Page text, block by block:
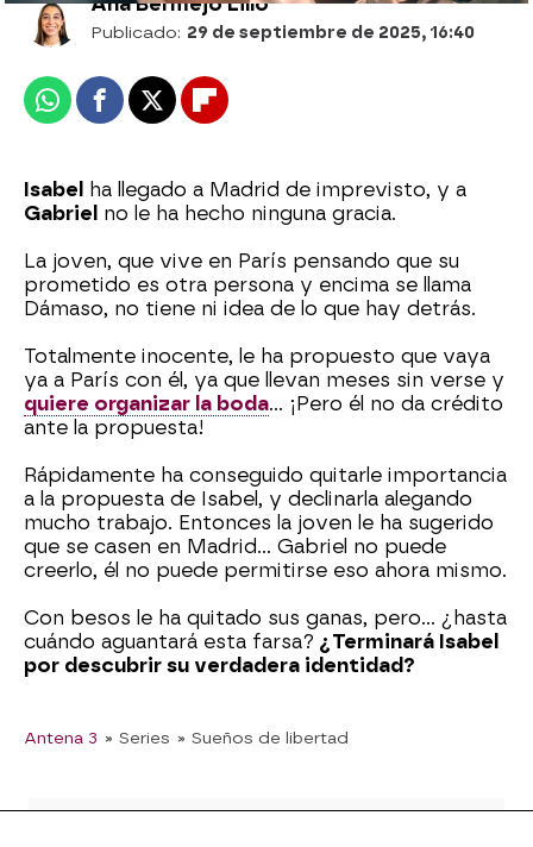
Ana Bermejo Lillo
Publicado: 29 de septiembre de 2025, 16:40
WhatsappFacebook
X Flipboard
Isabel
ha llegado a Madrid de imprevisto, y a
Gabriel no le ha hecho ninguna gracia.
La joven, que vive en París pensando que su
prometido es otra persona y encima se llama
Dámaso, no tiene ni idea de lo que hay detrás.
Totalmente inocente, le ha propuesto que vaya
ya a París con él, ya que llevan meses sin verse y
quiere organizar la boda... ¡Pero él no da crédito
ante la propuesta!
Rápidamente ha conseguido quitarle importancia
a la propuesta de Isabel, y declinarla alegando
mucho trabajo. Entonces la joven le ha sugerido
que se casen en Madrid... Gabriel no puede
creerlo, él no puede permitirse eso ahora mismo.
Con besos le ha quitado sus ganas, pero... ¿hasta
cuándo aguantará esta farsa? ¿Terminará Isabel
por descubrir su verdadera identidad?
Antena 3 » Series » Sueños de libertad